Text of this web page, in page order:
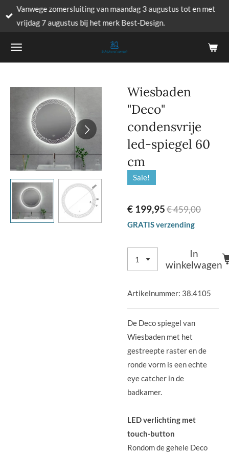
Ga
direct
de
Vanwege zomersluiting van maandag 3 augustus tot en met
vrijdag 7 augustus bij het merk Best-Design.
Wiesbaden
"Deco"
condensvrije
led-spiegel 60
cm
Sale!
€ 199,95€ 459,00
GRATIS verzending
In
winkelwagen
Artikelnummer: 38.4105
De Deco spiegel van
Wiesbaden met het
gestreepte raster en de
ronde vorm is een echte
eye catcher in de
badkamer.
LED verlichting met
touch-button
Rondom de gehele Deco